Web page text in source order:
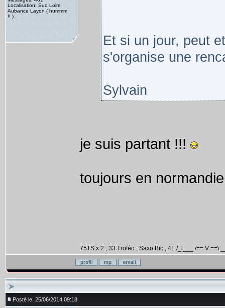
Localisation: Sud Loire
Aubance Layon ( hummm
!! )
Et si un jour, peut
s'organise une
Sylvain
je suis partant !!!
toujours en
75TS x 2 , 33 Troféo , Saxo Bic , 4L /_l___ /== V ==\
Posté le: 25/06/2014 09:18